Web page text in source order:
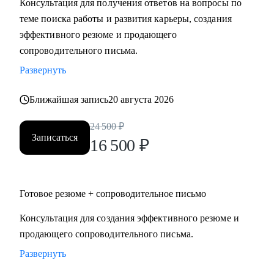
Кому могу помочь:
• карьерного консультирования
• продаж
• маркетинга
• аналитики
• финансов
• логистики
Я помогу вам, даже если вы:
• несколько лет не работали;
Консультация для получения ответов на вопросы по
теме поиска работы и развития карьеры, создания
эффективного резюме и продающего
сопроводительного письма.
Развернуть
Ближайшая запись20 августа 2026
Записаться
24 500 ₽
16 500 ₽
Готовое резюме + сопроводительное письмо
Консультация для создания эффективного резюме и
продающего сопроводительного письма.
Развернуть